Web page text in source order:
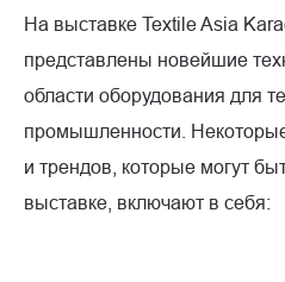
На выставке Textile Asia
представлены новейшие
области оборудования для
промышленности.
и трендов, которые могут
выставке, включают в себя: